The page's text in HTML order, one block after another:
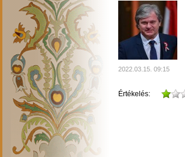
2022.03.15. 09:15
Értékelés: